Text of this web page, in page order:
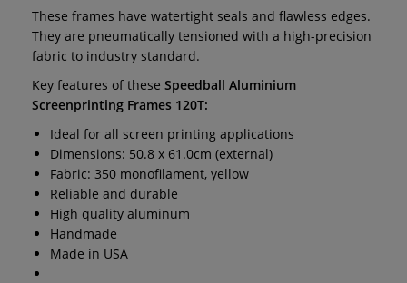
These frames have watertight seals and flawless edges.
They are pneumatically tensioned with a high-precision
fabric to industry standard.
Key features of these Speedball Aluminium
Screenprinting Frames 120T:
Ideal for all screen printing applications
Dimensions: 50.8 x 61.0cm (external)
Fabric: 350 monofilament, yellow
Reliable and durable
High quality aluminum
Handmade
Made in USA